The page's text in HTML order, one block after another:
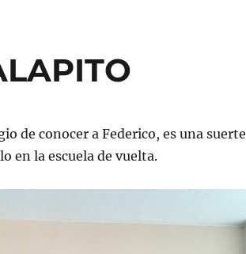
de conocer a Federico, es una suerte
en la escuela de vuelta.